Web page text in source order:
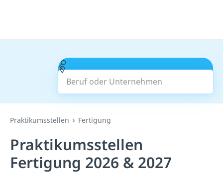
Beruf oder Unternehmen
Suchen
Praktikumsstellen Fertigung
Praktikumsstellen
Fertigung 2026 & 2027